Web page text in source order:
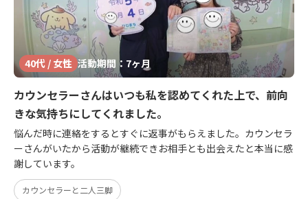
40代 / 女性 活動期間：7ヶ月
カウンセラーさんはいつも私を認めてくれた上で、前向
きな気持ちにしてくれました。
悩んだ時に連絡をするとすぐに返事がもらえました。カウンセラ
ーさんがいたから活動が継続できお相手とも出会えたと本当に感
謝しています。
カウンセラーと二人三脚